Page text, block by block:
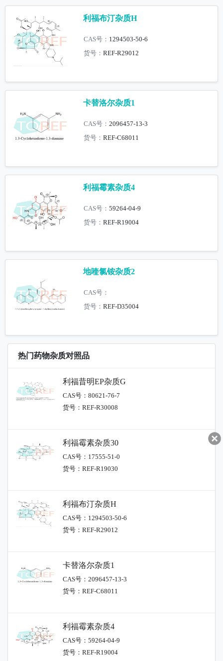
利福布汀杂质H
CAS号： 1294503-50-6
货号：REF-R29012
卡替洛尔杂质1
CAS号：2096457-13-3
货号：REF-C68011
利福霉素杂质4
CAS号：59264-04-9
货号：REF-R19004
地喹氯铵杂质2
CAS号：
货号：REF-D35004
热门药物杂质对照品
利福昔明EP杂质G
CAS号：80621-76-7
货号：REF-R30008
利福霉素杂质30
CAS号：17555-51-0
货号：REF-R19030
利福布汀杂质H
CAS号：1294503-50-6
货号：REF-R29012
卡替洛尔杂质1
CAS号：2096457-13-3
货号：REF-C68011
利福霉素杂质4
CAS号：59264-04-9
货号：REF-R19004